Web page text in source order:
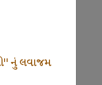
નું લવાજમ